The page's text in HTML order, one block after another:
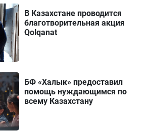
В Казахстане проводится
благотворительная акция
Qolqanat
БФ «Халык» предоставил
помощь нуждающимся по
всему Казахстану